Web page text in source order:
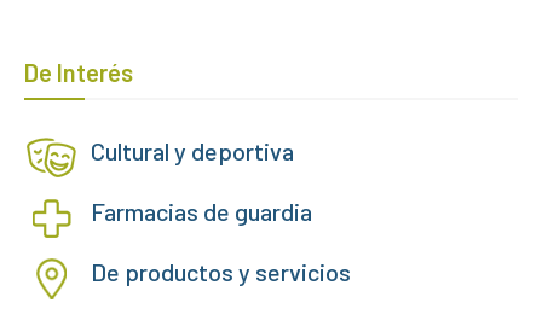
De Interés
Cultural y deportiva
Farmacias de guardia
De productos y servicios